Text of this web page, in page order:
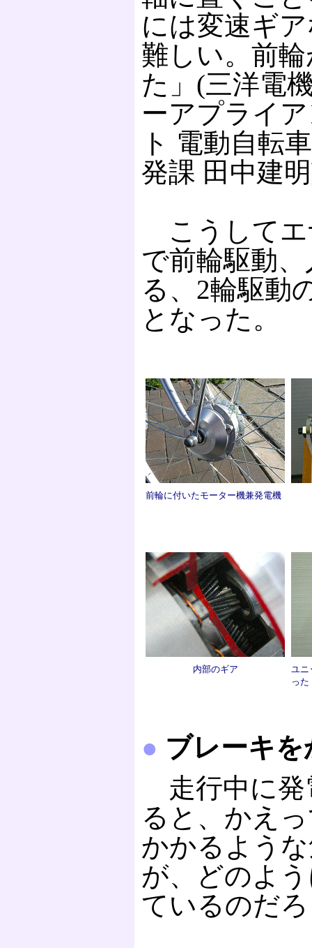
には変速ギ
難しい。前
た」(三洋電
ーアプライ
ト 電動自転
発課 田中建
こうしてエ
で前輪駆動
る、2輪駆動
となった。
前輪に付いたモーター機兼発電機
内部のギア
ユニ
った
● ブレーキ
走行中に発
ると、かえ
かかるよう
が、どのよ
ているのだ